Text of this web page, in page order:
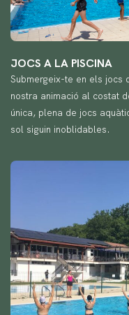
JOCS A LA PISCINA
Submergeix-te en els jocs
nostra animació al costat
única, plena de jocs
sol siguin inoblidables.